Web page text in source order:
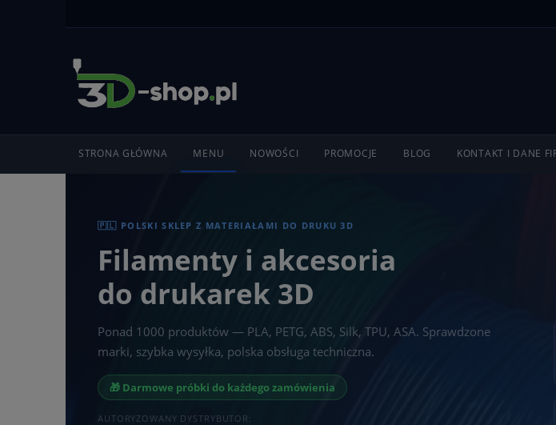
STRONA GŁÓWNA MENU NOWOŚCI PROMOCJE BLOG KONTAKT I DANE
🇵🇱 POLSKI SKLEP Z MATERIAŁAMI DO DRUKU 3D
Filamenty i akcesoria
do drukarek 3D
Ponad 1000 produktów — PLA, PETG, ABS, Silk, TPU, ASA. Sprawdzone
marki, szybka wysyłka, polska obsługa techniczna.
🎁 Darmowe próbki do każdego zamówienia
AUTORYZOWANY DYSTRYBUTOR: